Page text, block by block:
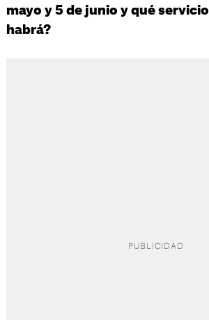
mayo y 5 de junio y qué
habrá?